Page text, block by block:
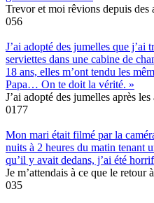
Trevor et moi rêvions depuis des
056
J’ai adopté des jumelles que j’ai
serviettes dans une cabine de
18 ans, elles m’ont tendu les
Papa… On te doit la vérité. »
J’ai adopté des jumelles après
0177
Mon mari était filmé par la
nuits à 2 heures du matin tenant
qu’il y avait dedans, j’ai été
Je m’attendais à ce que le retour
035